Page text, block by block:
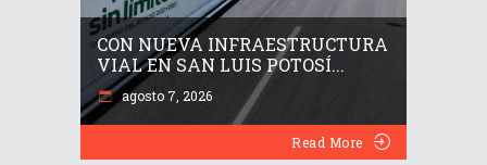
CON NUEVA INFRAESTRUCTURA
VIAL EN SAN LUIS POTOSÍ...
agosto 7, 2026
Read More